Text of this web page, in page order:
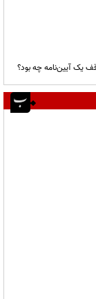
یک آیین‌نامه چه بود؟